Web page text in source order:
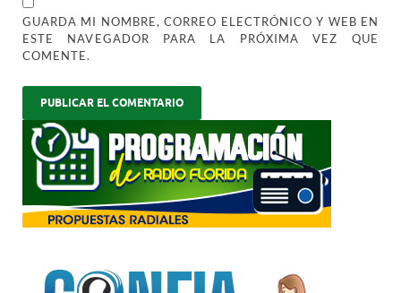
GUARDA MI NOMBRE, CORREO ELECTRÓNICO Y WEB EN
ESTE NAVEGADOR PARA LA PRÓXIMA VEZ QUE
COMENTE.